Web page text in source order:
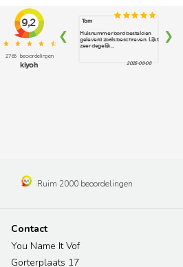
Ruim 2000 beoordelingen
Contact
You Name It Vof
Gorterplaats 17